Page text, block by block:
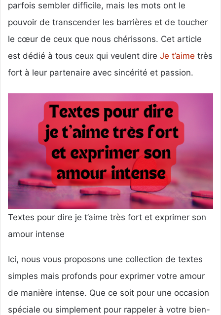
parfois sembler difficile, mais les mots ont le
pouvoir de transcender les barrières et de toucher
le cœur de ceux que nous chérissons. Cet article
est dédié à tous ceux qui veulent dire Je t’aime très
fort à leur partenaire avec sincérité et passion.
Textes pour dire je t’aime très fort et exprimer son
amour intense
Ici, nous vous proposons une collection de textes
simples mais profonds pour exprimer votre amour
de manière intense. Que ce soit pour une occasion
spéciale ou simplement pour rappeler à votre bien-